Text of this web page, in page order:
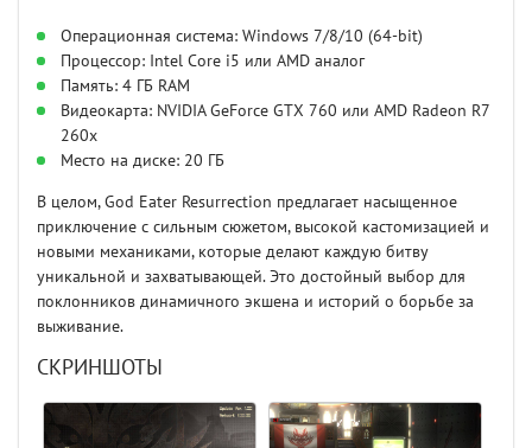
Операционная система: Windows 7/8/10 (64-bit)
Процессор: Intel Core i5 или AMD аналог
Память: 4 ГБ RAM
Видеокарта: NVIDIA GeForce GTX 760 или AMD Radeon R7
260x
Место на диске: 20 ГБ
В целом, God Eater Resurrection предлагает насыщенное
приключение с сильным сюжетом, высокой кастомизацией и
новыми механиками, которые делают каждую битву
уникальной и захватывающей. Это достойный выбор для
поклонников динамичного экшена и историй о борьбе за
выживание.
СКРИНШОТЫ